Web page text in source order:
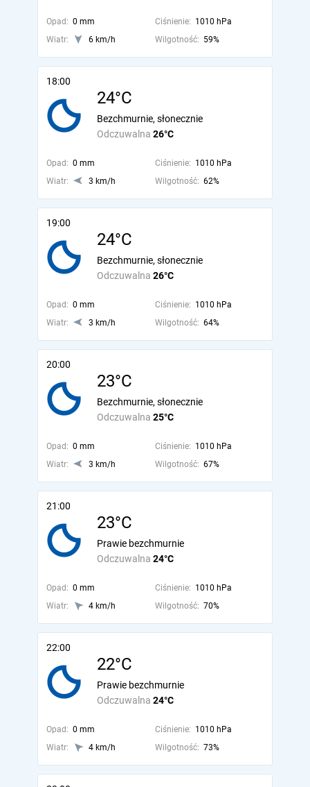
Opad: 0 mm Ciśnienie: 1010 hPa
Wiatr:
6 km/h Wilgotność: 59%
18:00
24°C
Odczuwalna 26°C
Bezchmurnie, słonecznie
Opad: 0 mm Ciśnienie: 1010 hPa
Wiatr:
3 km/h Wilgotność: 62%
19:00
24°C
Odczuwalna 26°C
Bezchmurnie, słonecznie
Opad: 0 mm Ciśnienie: 1010 hPa
Wiatr:
3 km/h Wilgotność: 64%
20:00
23°C
Odczuwalna 25°C
Bezchmurnie, słonecznie
Opad: 0 mm Ciśnienie: 1010 hPa
Wiatr:
3 km/h Wilgotność: 67%
21:00
23°C
Odczuwalna 24°C
Prawie bezchmurnie
Opad: 0 mm Ciśnienie: 1010 hPa
Wiatr:
4 km/h Wilgotność: 70%
22:00
22°C
Odczuwalna 24°C
Prawie bezchmurnie
Opad: 0 mm Ciśnienie: 1010 hPa
Wiatr:
4 km/h Wilgotność: 73%